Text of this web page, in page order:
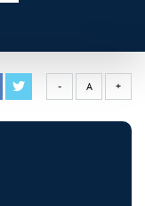
- A +